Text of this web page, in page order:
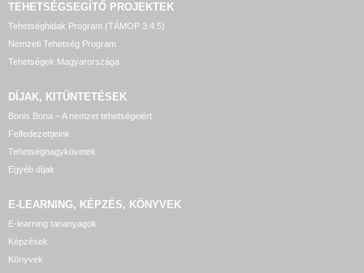
TEHETSÉGSEGÍTŐ PROJEKTEK
Tehetséghidak Program (TÁMOP 3.4.5)
Nemzeti Tehetség Program
Tehetségek Magyarországa
DÍJAK, KITÜNTETÉSEK
Bonis Bona – A nemzet tehetségeiért
Felfedezettjeink
Tehetségnagykövetek
Egyéb díjak
E-LEARNING, KÉPZÉS, KÖNYVEK
E-learning tananyagok
Képzések
Könyvek